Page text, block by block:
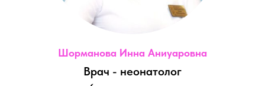
Шорманова Инна Аниуаровна
Врач - неонатолог